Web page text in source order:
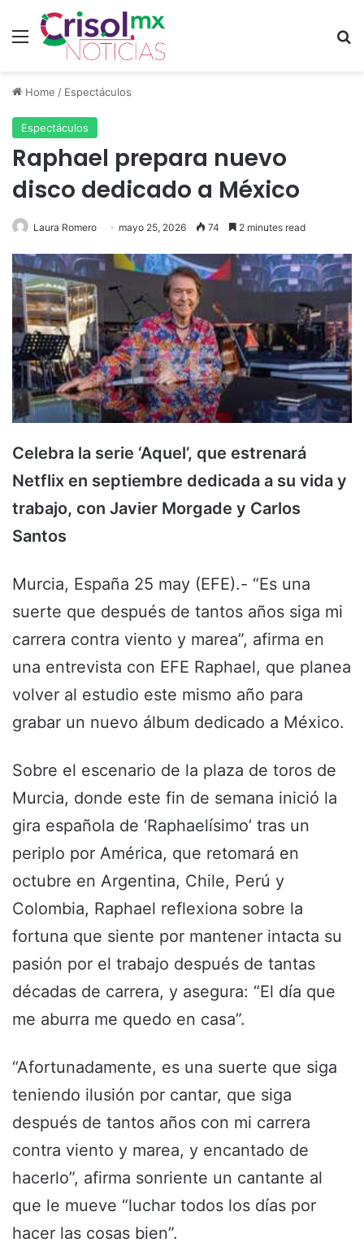
Menu
Home / Espectáculos
Espectáculos
Raphael prepara nuevo
disco dedicado a México
Laura Romero mayo 25, 2026 74 2 minutes read
Celebra la serie ‘Aquel’, que estrenará
Netflix en septiembre dedicada a su vida y
trabajo, con Javier Morgade y Carlos
Santos
Murcia, España 25 may (EFE).- “Es una
suerte que después de tantos años siga mi
carrera contra viento y marea”, afirma en
una entrevista con EFE Raphael, que planea
volver al estudio este mismo año para
grabar un nuevo álbum dedicado a México.
Sobre el escenario de la plaza de toros de
Murcia, donde este fin de semana inició la
gira española de ‘Raphaelísimo’ tras un
periplo por América, que retomará en
octubre en Argentina, Chile, Perú y
Colombia, Raphael reflexiona sobre la
fortuna que siente por mantener intacta su
pasión por el trabajo después de tantas
décadas de carrera, y asegura: “El día que
me aburra me quedo en casa”.
“Afortunadamente, es una suerte que siga
teniendo ilusión por cantar, que siga
después de tantos años con mi carrera
contra viento y marea, y encantado de
hacerlo”, afirma sonriente un cantante al
que le mueve “luchar todos los días por
hacer las cosas bien”.